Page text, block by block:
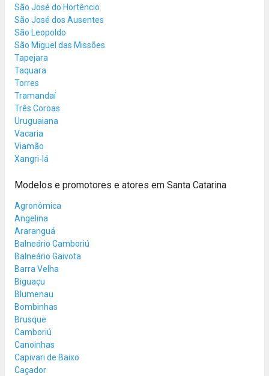
São José do Hortêncio
São José dos Ausentes
São Leopoldo
São Miguel das Missões
Tapejara
Taquara
Torres
Tramandaí
Três Coroas
Uruguaiana
Vacaria
Viamão
Xangri-lá
Modelos e promotores e atores em Santa Catarina
Agronômica
Angelina
Araranguá
Balneário Camboriú
Balneário Gaivota
Barra Velha
Biguaçu
Blumenau
Bombinhas
Brusque
Camboriú
Canoinhas
Capivari de Baixo
Caçador